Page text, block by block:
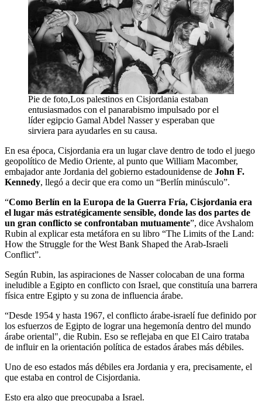
Pie de foto,Los palestinos en Cisjordania estaban
entusiasmados con el panarabismo impulsado por el
líder egipcio Gamal Abdel Nasser y esperaban que
sirviera para ayudarles en su causa.
En esa época, Cisjordania era un lugar clave dentro de todo el juego
geopolítico de Medio Oriente, al punto que William Macomber,
embajador ante Jordania del gobierno estadounidense de John F.
Kennedy, llegó a decir que era como un “Berlín minúsculo”.
“Como Berlín en la Europa de la Guerra Fría, Cisjordania era
el lugar más estratégicamente sensible, donde las dos partes de
un gran conflicto se confrontaban mutuamente”, dice Avshalom
Rubin al explicar esta metáfora en su libro “The Limits of the Land:
How the Struggle for the West Bank Shaped the Arab-Israeli
Conflict”.
Según Rubin, las aspiraciones de Nasser colocaban de una forma
ineludible a Egipto en conflicto con Israel, que constituía una barrera
física entre Egipto y su zona de influencia árabe.
“Desde 1954 y hasta 1967, el conflicto árabe-israelí fue definido por
los esfuerzos de Egipto de lograr una hegemonía dentro del mundo
árabe oriental", die Rubin. Eso se reflejaba en que El Cairo trataba
de influir en la orientación política de estados árabes más débiles.
Uno de eso estados más débiles era Jordania y era, precisamente, el
que estaba en control de Cisjordania.
Esto era algo que preocupaba a Israel.